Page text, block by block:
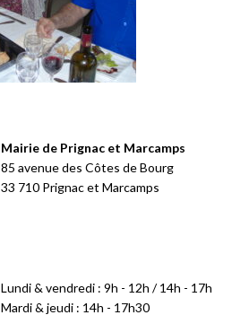
Mairie de Prignac et Marcamps
85 avenue des Côtes de Bourg
33 710 Prignac et Marcamps
Lundi & vendredi : 9h - 12h / 14h - 17h
Mardi & jeudi : 14h - 17h30